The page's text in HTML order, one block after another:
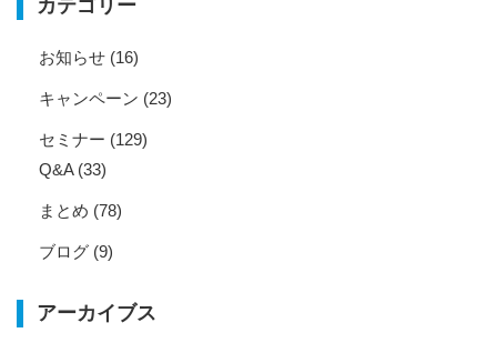
カテゴリー
お知らせ (16)
キャンペーン (23)
セミナー (129)
Q&A(33)
まとめ (78)
ブログ (9)
アーカイブス